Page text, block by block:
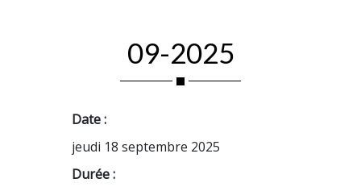
09-2025
Date :
jeudi 18 septembre 2025
Durée :